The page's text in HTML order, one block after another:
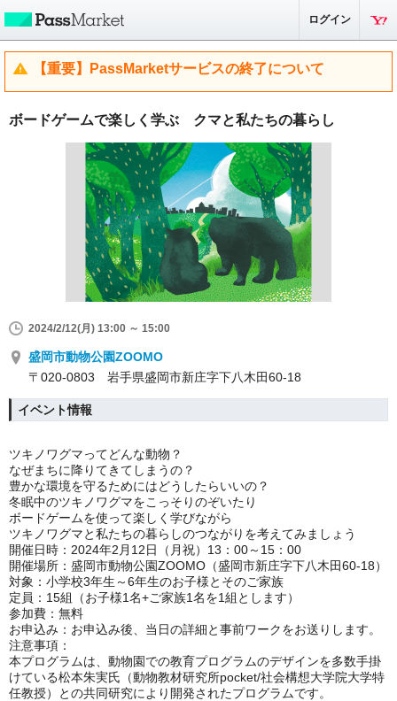
ログイン
【重要】PassMarketサービスの終了について
ボードゲームで楽しく学ぶ クマと私たちの暮らし
2024/2/12(月) 13:00 ～ 15:00
盛岡市動物公園ZOOMO
〒020-0803 岩手県盛岡市新庄字下八木田60-18
イベント情報
ツキノワグマってどんな動物？
なぜまちに降りてきてしまうの？
豊かな環境を守るためにはどうしたらいいの？
冬眠中のツキノワグマをこっそりのぞいたり
ボードゲームを使って楽しく学びながら
ツキノワグマと私たちの暮らしのつながりを考えてみましょう
開催日時： 2024年2 月 12日（月祝） 13 ： 00～ 15 ： 00
開催場所：盛岡市動物公園ZOOMO （盛岡市新庄字下八木田60-18）
対象：小学校3年生～6年生のお子様とそのご家族
定員： 15組（お子様1名+ご家族1名を1組とします）
参加費：無料
お申込み： お申込み後、当日の詳細と事前ワークをお送りします。
注意事項：
本プログラムは、動物園での教育プログラムのデザインを多数手掛
けている松本朱実氏（動物教材研究所pocket/社会構想大学院大学特
任教授）との共同研究により開発されたプログラムです。